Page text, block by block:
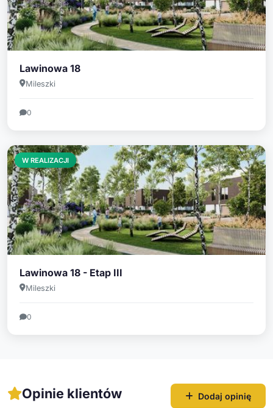
Lawinowa 18
Mileszki
0
W REALIZACJI
Lawinowa 18 - Etap III
Mileszki
0
Opinie klientów Dodaj opinię